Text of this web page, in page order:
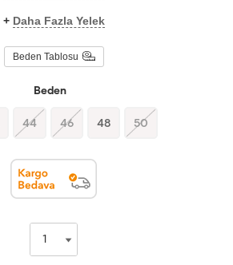
+ Daha Fazla Yelek
Beden Tablosu
Beden
44 46 48 50